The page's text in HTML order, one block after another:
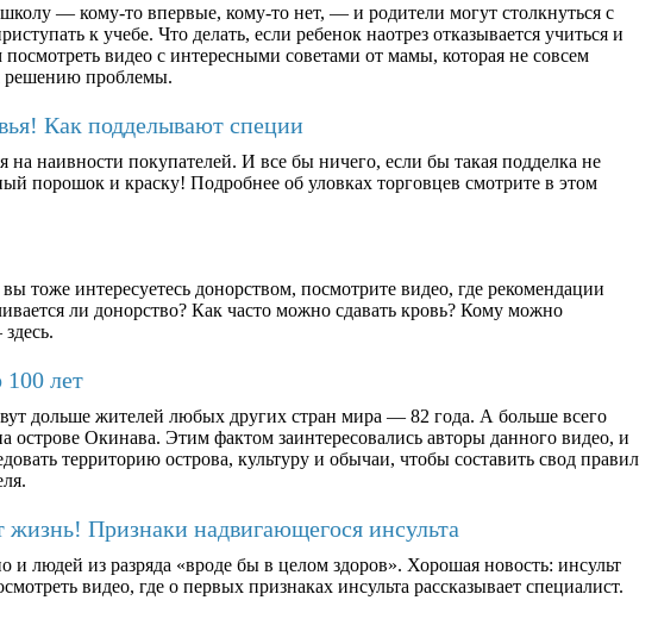
— кому-то впервые, кому-то нет, — и родители могут столкнуться с
к учебе. Что делать, если ребенок наотрез отказывается учиться и
посмотреть видео с интересными советами от мамы, которая не совсем
решению проблемы.
Как подделывают специи
наивности покупателей. И все бы ничего, если бы такая подделка не
порошок и краску! Подробнее об уловках торговцев смотрите в этом
тоже интересуетесь донорством, посмотрите видео, где рекомендации
ли донорство? Как часто можно сдавать кровь? Кому можно
лет
дольше жителей любых других стран мира — 82 года. А больше всего
острове Окинава. Этим фактом заинтересовались авторы данного видео, и
территорию острова, культуру и обычаи, чтобы составить свод правил
жизнь! Признаки надвигающегося инсульта
людей из разряда «вроде бы в целом здоров». Хорошая новость: инсульт
видео, где о первых признаках инсульта рассказывает специалист.